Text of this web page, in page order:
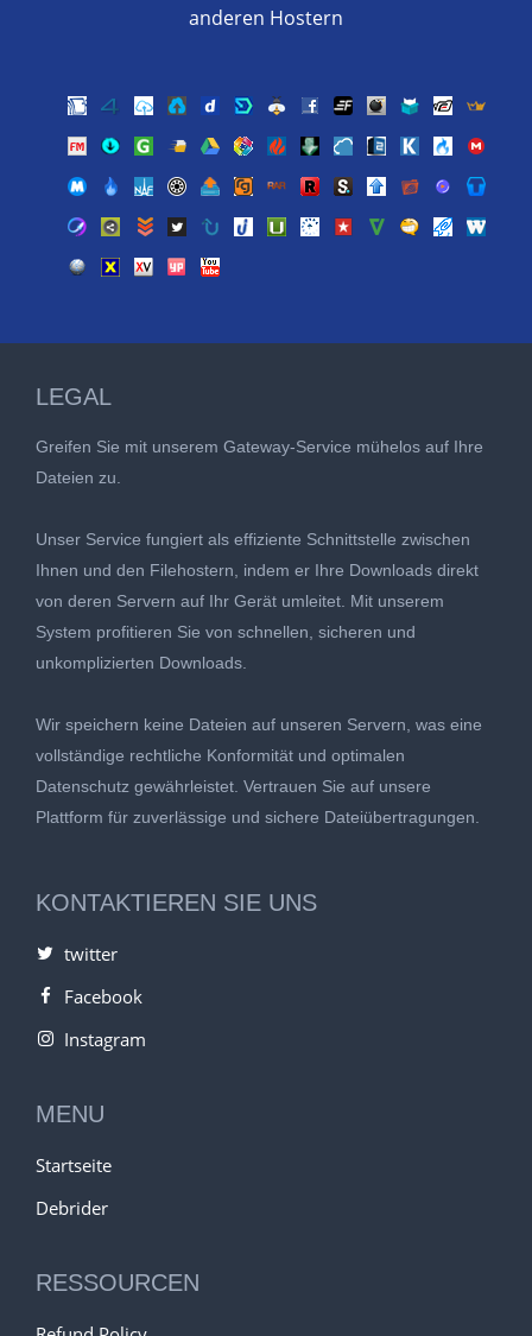
anderen Hostern
LEGAL
Greifen Sie mit unserem Gateway-Service mühelos auf Ihre
Dateien zu.
Unser Service fungiert als effiziente Schnittstelle zwischen
Ihnen und den Filehostern, indem er Ihre Downloads direkt
von deren Servern auf Ihr Gerät umleitet. Mit unserem
System profitieren Sie von schnellen, sicheren und
unkomplizierten Downloads.
Wir speichern keine Dateien auf unseren Servern, was eine
vollständige rechtliche Konformität und optimalen
Datenschutz gewährleistet. Vertrauen Sie auf unsere
Plattform für zuverlässige und sichere Dateiübertragungen.
KONTAKTIEREN SIE UNS
twitter
Facebook
Instagram
MENU
Startseite
Debrider
RESSOURCEN